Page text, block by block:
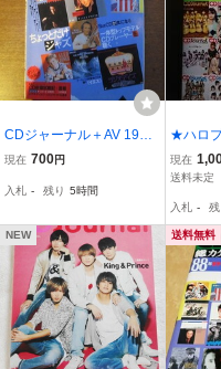
CDジャーナル＋AV 1988.
7●山下久美子/TOTO/スタ
現在 700円
入札 - 残り 5時間
★ハロプ
ル/ハロ
CDジャ
た!★初
娘。 ア
現在
送料未定
入札 - 残
NEW 送料無料